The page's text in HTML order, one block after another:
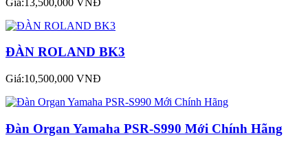
ĐÀN ROLAND BK3
Giá:10,500,000 VNĐ
Đàn Organ Yamaha PSR-S990 Mới Chính Hãng